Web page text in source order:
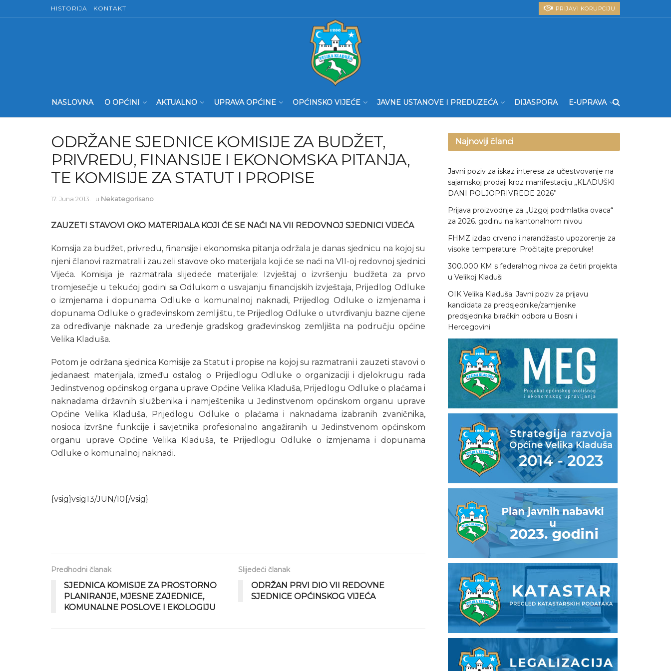
HISTORIJA KONTAKT PRIJAVI KORUPCIJU
NASLOVNA O OPĆINI AKTUALNO UPRAVA OPĆINE OPĆINSKO VIJEĆE JAVNE USTANOVE I PREDUZEĆA DIJASPORA E-UPRAVA
ODRŽANE SJEDNICE KOMISIJE ZA BUDŽET,
PRIVREDU, FINANSIJE I EKONOMSKA PITANJA,
TE KOMISIJE ZA STATUT I PROPISE
17. Juna 2013. u Nekategorisano
ZAUZETI STAVOVI OKO MATERIJALA KOJI ĆE SE NAĆI NA VII REDOVNOJ SJEDNICI VIJEĆA
Komsija za budžet, privredu, finansije i ekonomska pitanja održala je danas sjednicu na kojoj su
njeni članovi razmatrali i zauzeli stavove oko materijala koji će se naći na VII-oj redovnoj sjednici
Vijeća. Komisija je razmatrala slijedeće materijale: Izvještaj o izvršenju budžeta za prvo
tromjesečje u tekućoj godini sa Odlukom o usvajanju financijskih izvještaja, Prijedlog Odluke
o izmjenama i dopunama Odluke o komunalnoj naknadi, Prijedlog Odluke o izmjenama i
dopunama Odluke o građevinskom zemljištu, te Prijedlog Odluke o utvrđivanju bazne cijene
za određivanje naknade za uređenje gradskog građevinskog zemljišta na području općine
Velika Kladuša.
Potom je održana sjednica Komisije za Statut i propise na kojoj su razmatrani i zauzeti stavovi o
jedanaest materijala, između ostalog o Prijedlogu Odluke o organizaciji i djelokrugu rada
Jedinstvenog općinskog organa uprave Općine Velika Kladuša, Prijedlogu Odluke o plaćama i
naknadama državnih službenika i namještenika u Jedinstvenom općinskom organu uprave
Općine Velika Kladuša, Prijedlogu Odluke o plaćama i naknadama izabranih zvaničnika,
nosioca izvršne funkcije i savjetnika profesionalno angažiranih u Jedinstvenom općinskom
organu uprave Općine Velika Kladuša, te Prijedlogu Odluke o izmjenama i dopunama
Odluke o komunalnoj naknadi.
{vsig}vsig13/JUN/10{/vsig}
Predhodni članak
SJEDNICA KOMISIJE ZA PROSTORNO
PLANIRANJE, MJESNE ZAJEDNICE,
KOMUNALNE POSLOVE I EKOLOGIJU
Slijedeći članak
ODRŽAN PRVI DIO VII REDOVNE
SJEDNICE OPĆINSKOG VIJEĆA
Najnoviji članci
Javni poziv za iskaz interesa za učestvovanje na
sajamskoj prodaji kroz manifestaciju „KLADUŠKI
DANI POLJOPRIVREDE 2026”
Prijava proizvodnje za „Uzgoj podmlatka ovaca“
za 2026. godinu na kantonalnom nivou
FHMZ izdao crveno i narandžasto upozorenje za
visoke temperature: Pročitajte preporuke!
300.000 KM s federalnog nivoa za četiri projekta
u Velikoj Kladuši
OIK Velika Kladuša: Javni poziv za prijavu
kandidata za predsjednike/zamjenike
predsjednika biračkih odbora u Bosni i
Hercegovini